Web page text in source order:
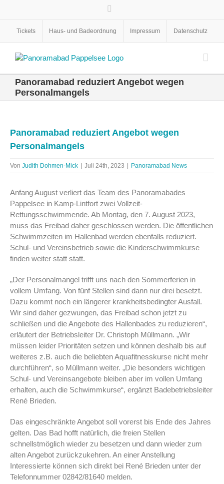
springenTickets Haus- und Badeordnung Impressum Datenschutz
Panoramabad reduziert Angebot wegen
Personalmangels
Bild
Panoramabad reduziert Angebot wegen
Personalmangels
Von Judith Dohmen-Mick Juli 24th, 2023 Panoramabad News
Anfang August verliert das Team des Panoramabades
Pappelsee in Kamp-Lintfort zwei Vollzeit-
Rettungsschwimmende. Ab Montag, den 7. August 2023,
muss das Freibad daher geschlossen werden. Die öffentlichen
Schwimmzeiten im Hallenbad werden ebenfalls reduziert.
Schul- und Vereinsbetrieb sowie die Kinderschwimmkurse
finden weiter statt statt.
„Der Personalmangel trifft uns nach den Sommerferien in
vollem Umfang. Von fünf Stellen sind dann nur drei besetzt.
Dazu kommt noch ein längerer krankheitsbedingter Ausfall.
Wir sind daher gezwungen, das Freibad schon jetzt zu
schließen und die Angebote des Hallenbades zu reduzieren“,
erläutert der Betriebsleiter Dr. Christoph Müllmann. „Wir
müssen leider Prioritäten setzen und können deshalb bis auf
weiteres z.B. auch die beliebten Aquafitnesskurse nicht mehr
durchführen“, so Müllmann weiter. „Die besonders wichtigen
Schul- und Vereinsangebote bleiben aber im vollen Umfang
erhalten, auch die Schwimmkurse“, ergänzt Badebetriebsleiter
René Brieden.
Das eingeschränkte Angebot soll vorerst bis Ende des Jahres
gelten. Das Bad hofft natürlich, die freien Stellen
schnellstmöglich wieder zu besetzen und dann wieder zum
alten Angebot zurückzukehren. An einer Anstellung
Interessierte können sich direkt bei René Brieden unter der
Telefonnummer 02842/81640 melden.